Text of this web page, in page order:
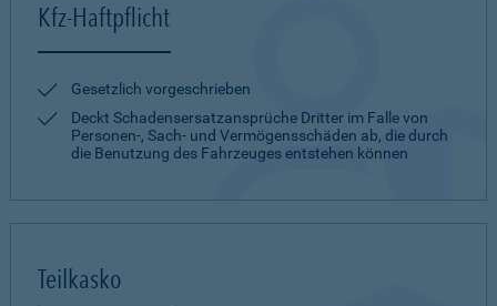
Kfz-Haftpflicht
Gesetzlich vorgeschrieben
Deckt Schadensersatzansprüche Dritter im Falle von
Personen-, Sach- und Vermögensschäden ab, die durch
die Benutzung des Fahrzeuges entstehen können
Teilkasko